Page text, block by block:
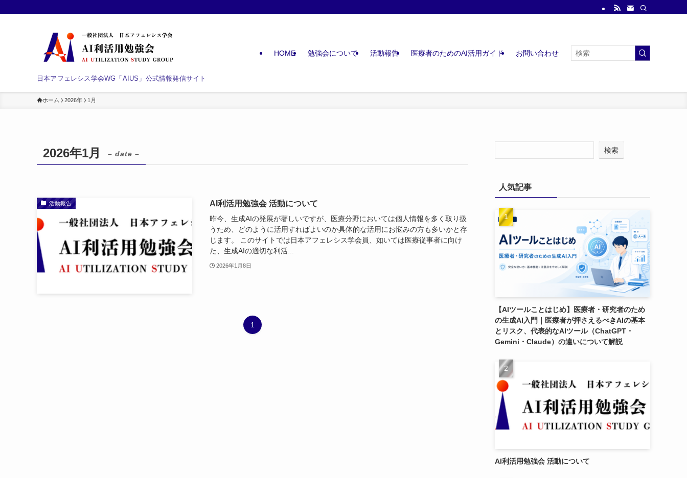
日本アフェレシス学会WG「AIUS」公式情報発信サイト
HOME 勉強会について 活動報告 医療者のためのAI活用ガイド お問い合わせ
ホーム 2026年 1月
2026年1月 – date –
活動報告 AI利活用勉強会 活動について
昨今、生成AIの発展が著しいですが、医療分野においては個人情報を多く取り扱
うため、どのように活用すればよいのか具体的な活用にお悩みの方も多いかと存
じます。 このサイトでは日本アフェレシス学会員、如いては医療従事者に向け
た、生成AIの適切な利活...
2026年1月8日
1
検索
人気記事
【AIツールことはじめ】医療者・研究者のため
の生成AI入門｜医療者が押さえるべきAIの基本
とリスク、代表的なAIツール（ChatGPT・
Gemini・Claude）の違いについて解説
AI利活用勉強会 活動について